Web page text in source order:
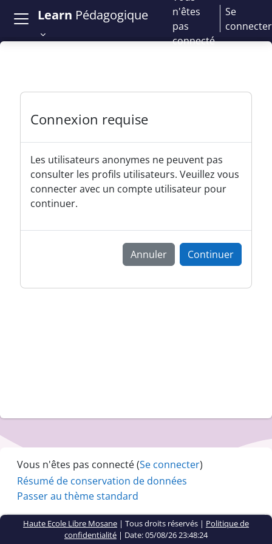
Learn Pédagogique
n'êtes
pas
connecté
Se
connecter
Connexion requise
Les utilisateurs anonymes ne peuvent pas
consulter les profils utilisateurs. Veuillez vous
connecter avec un compte utilisateur pour
continuer.
Annuler Continuer
Vous n'êtes pas connecté (Se connecter)
Résumé de conservation de données
Passer au thème standard
Haute Ecole Libre Mosane | Tous droits réservés | Politique de
confidentialité | Date: 05/08/26 23:48:24